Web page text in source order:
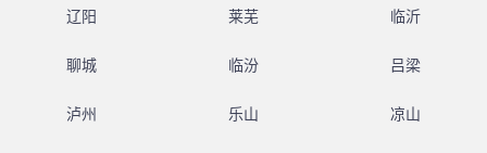
辽阳 莱芜 临沂
聊城 临汾 吕梁
泸州 乐山 凉山